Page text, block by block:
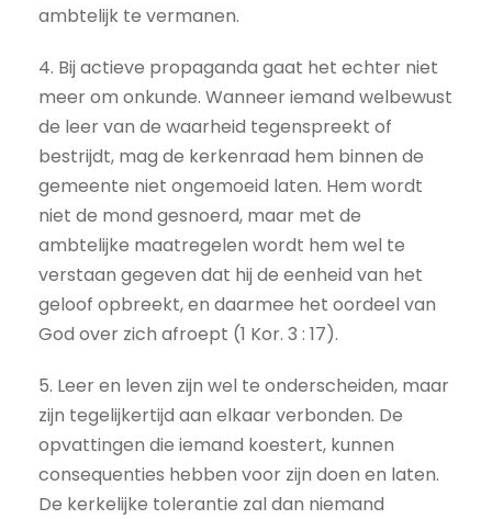
ambtelijk te vermanen.
4. Bij actieve propaganda gaat het echter niet
meer om onkunde. Wanneer iemand welbewust
de leer van de waarheid tegenspreekt of
bestrijdt, mag de kerkenraad hem binnen de
gemeente niet ongemoeid laten. Hem wordt
niet de mond gesnoerd, maar met de
ambtelijke maatregelen wordt hem wel te
verstaan gegeven dat hij de eenheid van het
geloof opbreekt, en daarmee het oordeel van
God over zich afroept (1 Kor. 3 : 17).
5. Leer en leven zijn wel te onderscheiden, maar
zijn tegelijkertijd aan elkaar verbonden. De
opvattingen die iemand koestert, kunnen
consequenties hebben voor zijn doen en laten.
De kerkelijke tolerantie zal dan niemand